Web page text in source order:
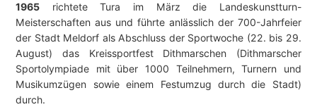
1965 richtete Tura im März die Landeskunstturn-
Meisterschaften aus und führte anlässlich der 700-Jahrfeier
der Stadt Meldorf als Abschluss der Sportwoche (22. bis 29.
August) das Kreissportfest Dithmarschen (Dithmarscher
Sportolympiade mit über 1000 Teilnehmern, Turnern und
Musikumzügen sowie einem Festumzug durch die Stadt)
durch.